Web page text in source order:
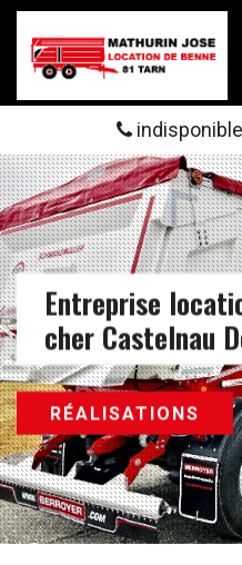
indisponible
Entreprise
cher Castelnau
RÉALISATIONS